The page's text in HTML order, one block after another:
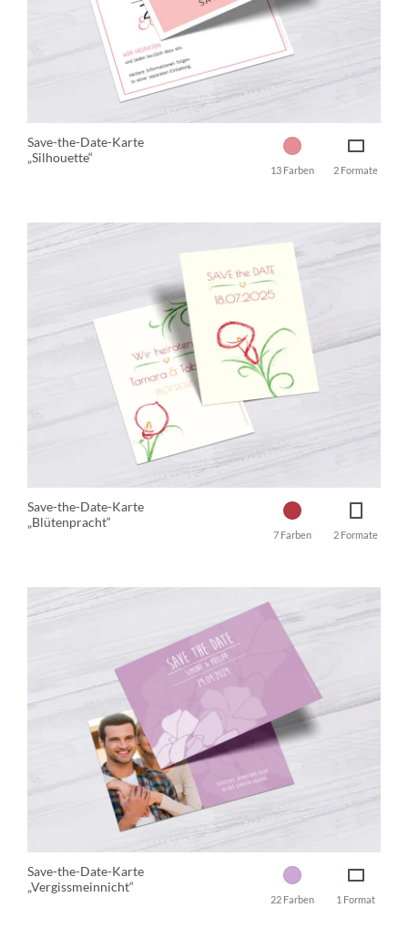
Save-the-Date-Karte
„Silhouette“
2 Formate
13 Farben
Save-the-Date-Karte
„Blütenpracht“
2 Formate
7 Farben
Save-the-Date-Karte
„Vergissmeinnicht“
1 Format
22 Farben